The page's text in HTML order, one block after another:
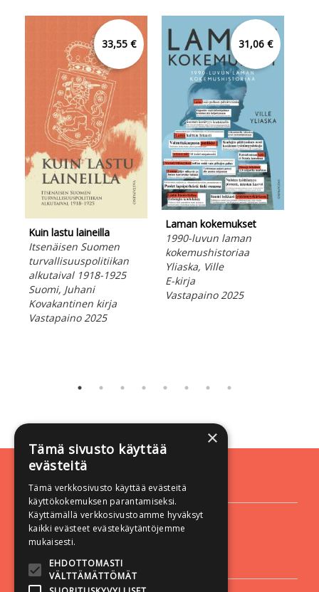
33,55 €
Kuin lastu laineilla
Itsenäisen Suomen
turvallisuuspolitiikan
alkutaival 1918-1925
Suomi, Juhani
Kovakantinen kirja
Vastapaino 2025
31,06 €
Laman kokemukset
1990-luvun laman
kokemushistoriaa
Yliaska, Ville
E-kirja
Vastapaino 2025
Yhteystiedot
Vastapaino
Yliopistonkatu 60 A
33100 Tampere
Asiakaspalvelu
×
Tämä sivusto käyttää
evästeitä
Tämä verkkosivusto käyttää evästeitä
käyttökokemuksen parantamiseksi.
Käyttämällä verkkosivustoamme hyväksyt
kaikki evästeet evästekäytäntöjemme
mukaisesti.
EHDOTTOMASTI
VÄLTTÄMÄTTÖMÄT